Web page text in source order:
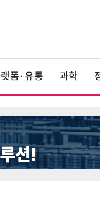
폼·유통 과학